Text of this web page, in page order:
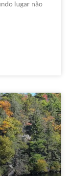
lugar não